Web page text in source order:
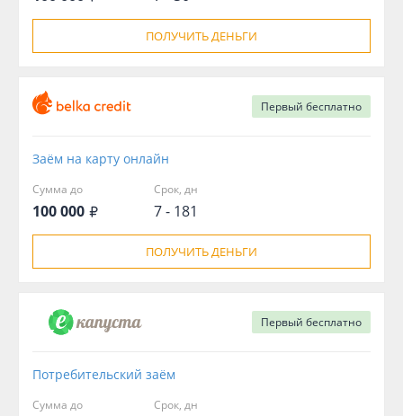
ПОЛУЧИТЬ ДЕНЬГИ
Первый бесплатно
Заём на карту онлайн
Сумма до
100 000
Срок, дн
7 - 181
ПОЛУЧИТЬ ДЕНЬГИ
Первый бесплатно
Потребительский заём
Сумма до Срок, дн